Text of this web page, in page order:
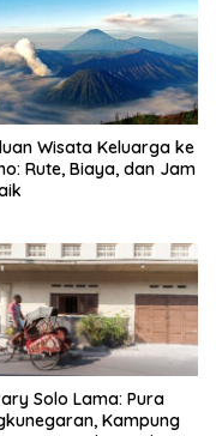
Wisata Keluarga ke
Rute, Biaya, dan Jam
Solo Lama: Pura
Kampung